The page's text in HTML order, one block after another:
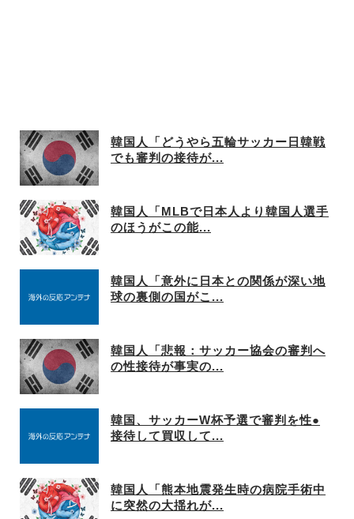
韓国人「どうやら五輪サッカー日韓戦
でも審判の接待が...
韓国人「MLBで日本人より韓国人選手
のほうがこの能...
韓国人「意外に日本との関係が深い地
球の裏側の国がこ...
韓国人「悲報：サッカー協会の審判へ
の性接待が事実の...
韓国、サッカーW杯予選で審判を性●
接待して買収して...
韓国人「熊本地震発生時の病院手術中
に突然の大揺れが...